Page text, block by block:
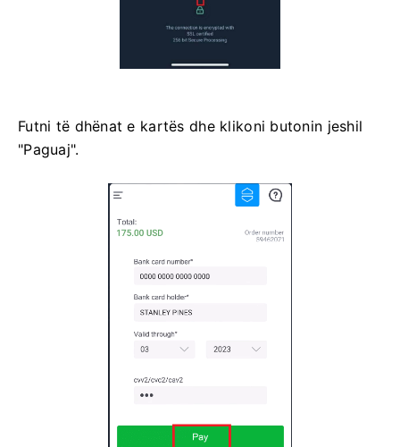
Futni të dhënat e kartës dhe klikoni butonin jeshil
"Paguaj".